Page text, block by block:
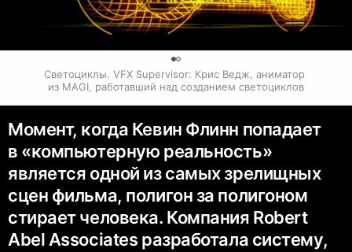
Светоциклы. VFX Supervisor: Крис Ведж, аниматор
из MAGI, работавший над созданием светоциклов
Момент, когда Кевин Флинн попадает
в «компьютерную реальность»
является одной из самых зрелищных
сцен фильма, полигон за полигоном
стирает человека. Компания Robert
Abel Associates разработала систему,